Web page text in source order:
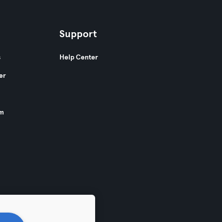
Support
Help Center